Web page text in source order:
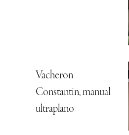
Vacheron
Constantin, manual
ultraplano